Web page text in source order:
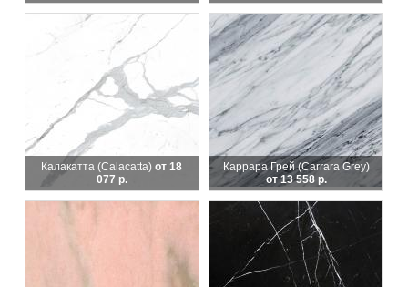
Калакатта (Calacatta)от 18
077 р.
Каррара Грей (Carrara Grey)
от 13 558 р.